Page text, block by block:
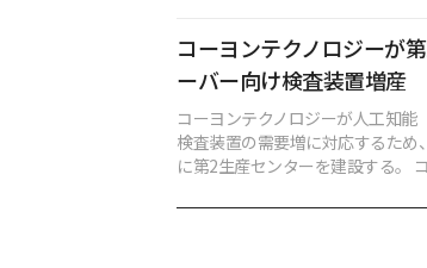
コーヨンテクノロジーが
ーバー向け検査装置増産
コーヨンテクノロジーが人工知能
検査装置の需要増に対応するた
に第2生産センターを建設する。